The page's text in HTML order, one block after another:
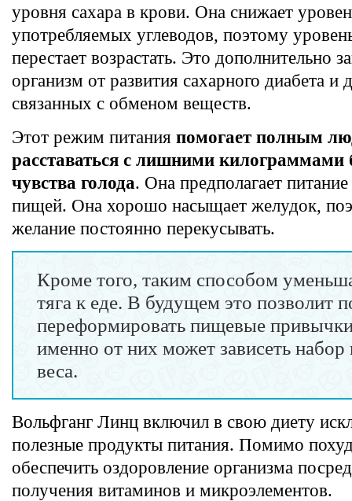
уровня сахара в крови. Она снижает
употребляемых углеводов, поэтому
перестает возрастать. Это дополнительно
организм от развития сахарного диабета и
связанных с обменом веществ.
Этот режим питания помогает полным
расставаться с лишними килограммами
чувства голода. Она предполагает
пищей. Она хорошо насыщает желудок,
желание постоянно перекусывать.
Кроме того, таким способом
тяга к еде. В будущем это позволит
переформировать пищевые
именно от них может зависеть набор
веса.
Вольфганг Линц включил в свою диету
полезные продукты питания. Помимо
обеспечить оздоровление организма
получения витаминов и микроэлементов.